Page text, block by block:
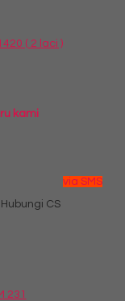
( 2 laci )
kami
via SMS
CS
231